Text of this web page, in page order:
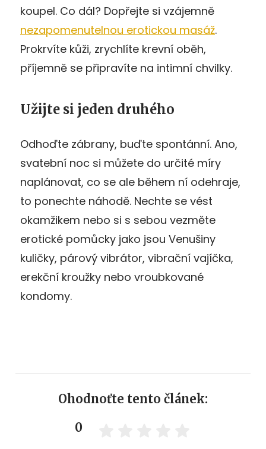
koupel. Co dál? Dopřejte si vzájemně
nezapomenutelnou erotickou masáž.
Prokrvíte kůži, zrychlíte krevní oběh,
příjemně se připravíte na intimní chvilky.
Užijte si jeden druhého
Odhoďte zábrany, buďte spontánní. Ano,
svatební noc si můžete do určité míry
naplánovat, co se ale během ní odehraje,
to ponechte náhodě. Nechte se vést
okamžikem nebo si s sebou vezměte
erotické pomůcky jako jsou Venušiny
kuličky, párový vibrátor, vibrační vajíčka,
erekční kroužky nebo vroubkované
kondomy.
Ohodnoťte tento článek:
0